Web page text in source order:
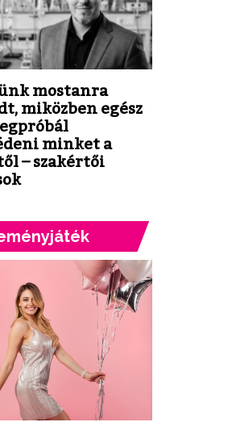
mostanra
miközben egész
minket a
– szakértői